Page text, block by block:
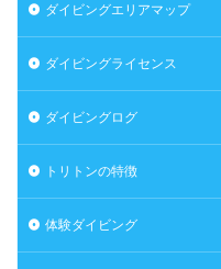
ダイビングエリアマップ
ダイビングライセンス
ダイビングログ
トリトンの特徴
体験ダイビング